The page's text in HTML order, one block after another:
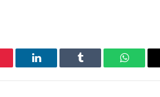
LinkedIn Tumblr